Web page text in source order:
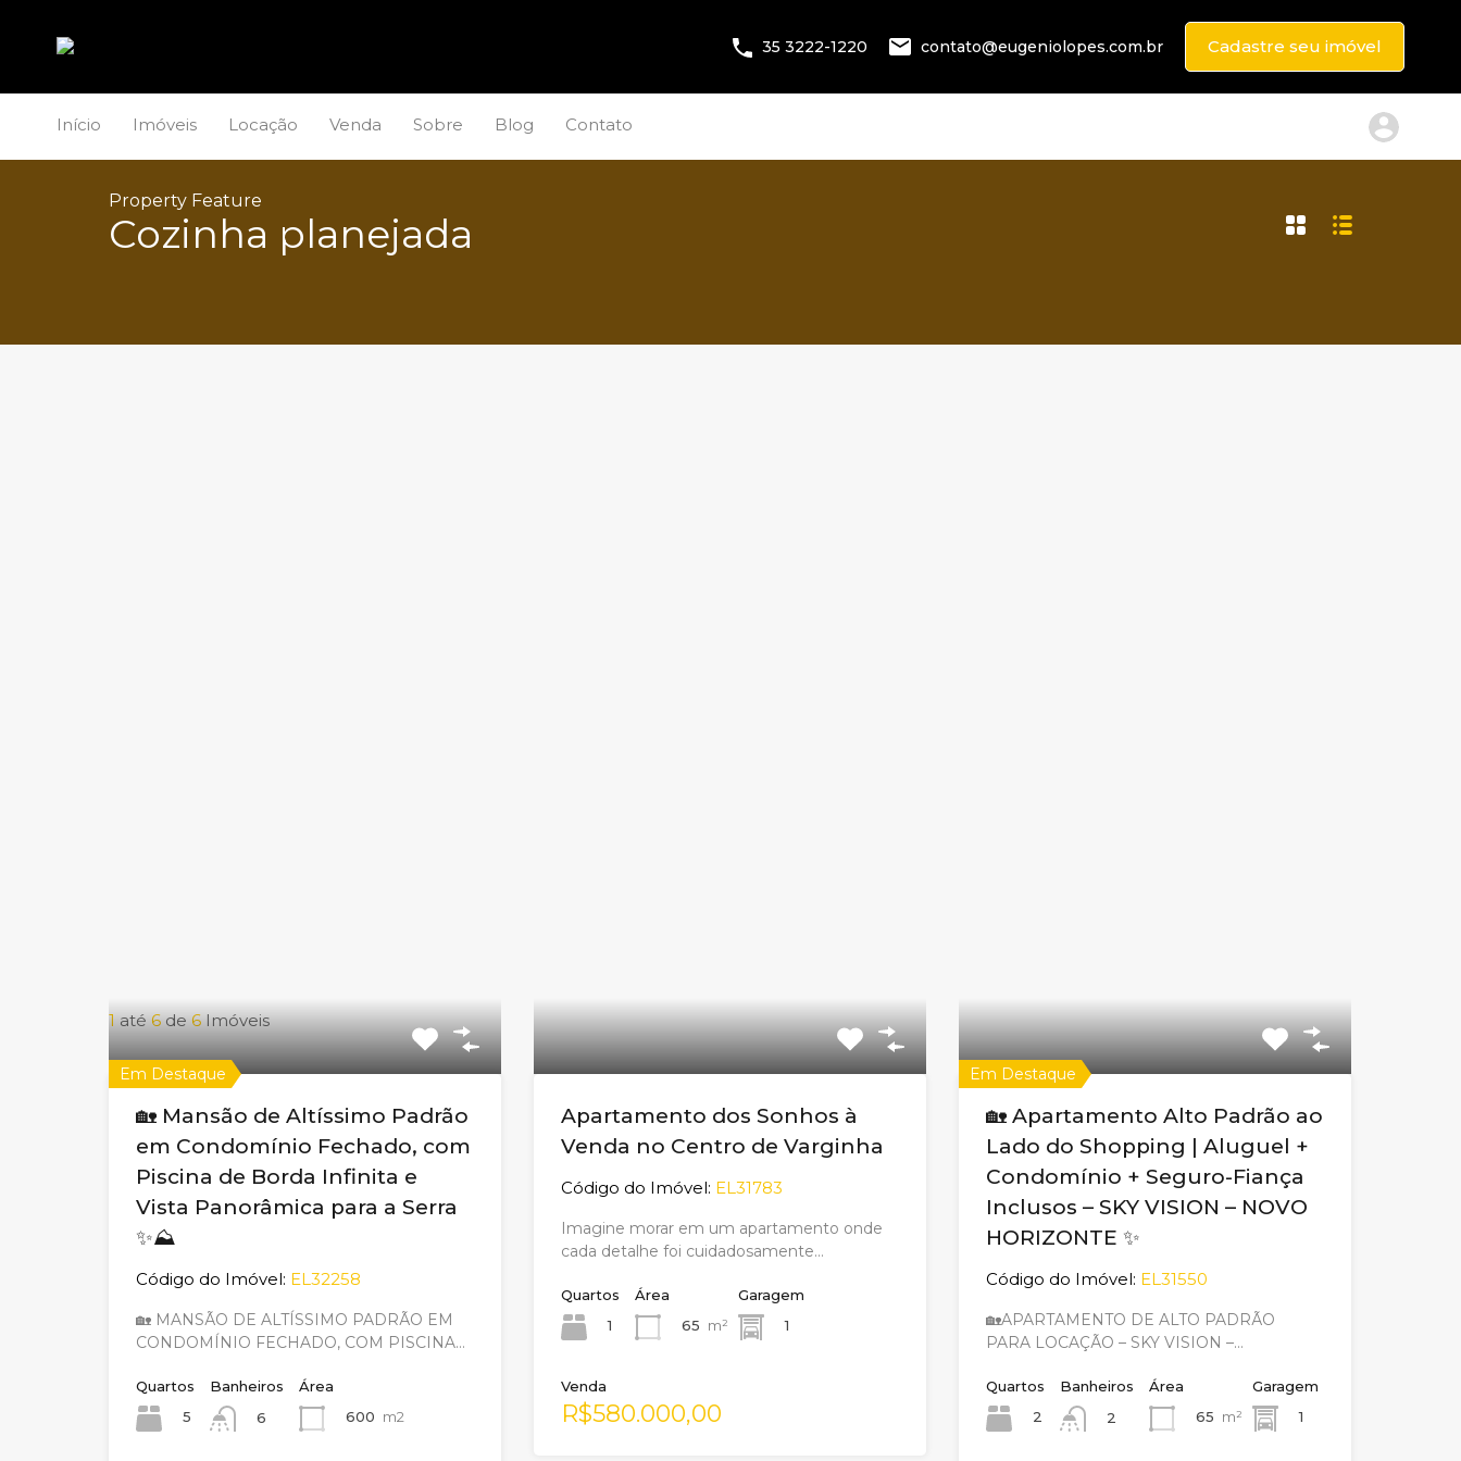
35 3222-1220 contato@eugeniolopes.com.br Cadastre seu imóvel
Início Imóveis Locação Venda Sobre Blog Contato
Property Feature
Cozinha planejada
1 até6 de6 Imóveis
Em Destaque
🏡 Mansão de Altíssimo Padrão
em Condomínio Fechado, com
Piscina de Borda Infinita e
Vista Panorâmica para a Serra
✨⛰️
Código do Imóvel: EL32258
🏡 MANSÃO DE ALTÍSSIMO PADRÃO EM
CONDOMÍNIO FECHADO, COM PISCINA…
Quartos
5
Banheiros
6
Área
600 m2
Apartamento dos Sonhos à
Venda no Centro de Varginha
Código do Imóvel: EL31783
Imagine morar em um apartamento onde
cada detalhe foi cuidadosamente…
Quartos
1
Área
65 m²
Garagem
1
Venda
R$580.000,00
Em Destaque
🏡 Apartamento Alto Padrão ao
Lado do Shopping | Aluguel +
Condomínio + Seguro-Fiança
Inclusos – SKY VISION – NOVO
HORIZONTE ✨
Código do Imóvel: EL31550
🏡APARTAMENTO DE ALTO PADRÃO
PARA LOCAÇÃO – SKY VISION –…
Quartos
2
Banheiros
2
Área
65 m²
Garagem
1